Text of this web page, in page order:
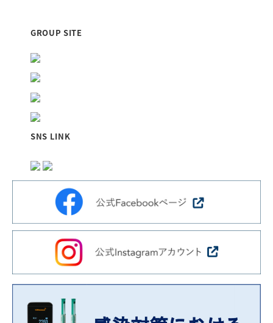
GROUP SITE
SNS LINK